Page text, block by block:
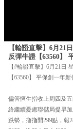
【輪證直擊】6月21
反彈牛證【63560】
【#輪證直擊】6月21日
【63560】 平保創一年新
儘管恆生指收上周四及
終繼續憂慮聯儲局提早
跌勢，指指開299點，報